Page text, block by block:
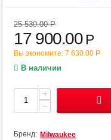
25 530.00 Р
17 900.00 Р
Вы экономите:7 630.00 Р
В наличии
+
−
Бренд: Milwaukee